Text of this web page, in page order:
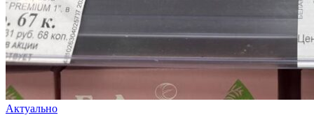
Актуально